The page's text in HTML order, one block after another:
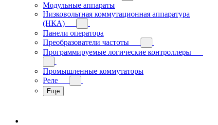
Модульные аппараты
Низковольтная коммутационная аппаратура
(НКА)
Панели оператора
Преобразователи частоты
Программируемые логические контроллеры
Промышленные коммутаторы
Реле
Еще